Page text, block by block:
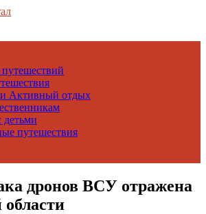
Активный отдых
детьми
путешествия
дронов ВСУ отражена
области